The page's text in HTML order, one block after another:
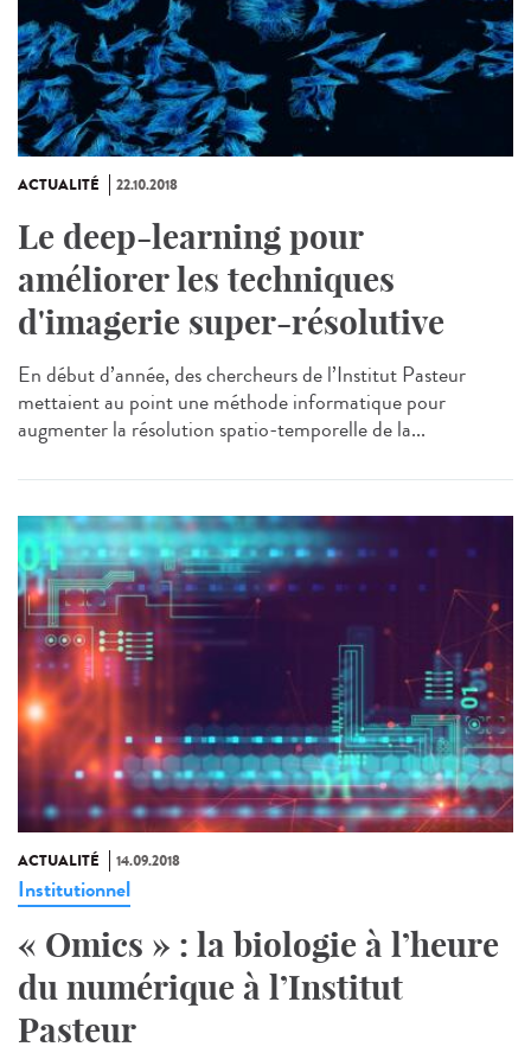
ACTUALITÉ 22.10.2018
Le deep-learning pour
améliorer les techniques
d'imagerie super-résolutive
En début d’année, des chercheurs de l’Institut Pasteur
mettaient au point une méthode informatique pour
augmenter la résolution spatio-temporelle de la...
ACTUALITÉ 14.09.2018
Institutionnel
« Omics » : la biologie à l’heure
du numérique à l’Institut
Pasteur